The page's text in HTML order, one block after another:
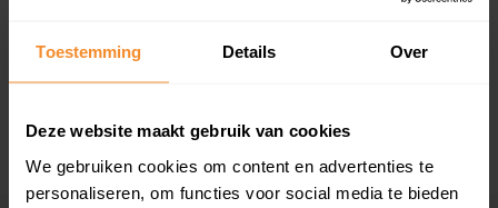
Toestemming Details Over
Deze website maakt gebruik van cookies
We gebruiken cookies om content en advertenties te
personaliseren, om functies voor social media te bieden